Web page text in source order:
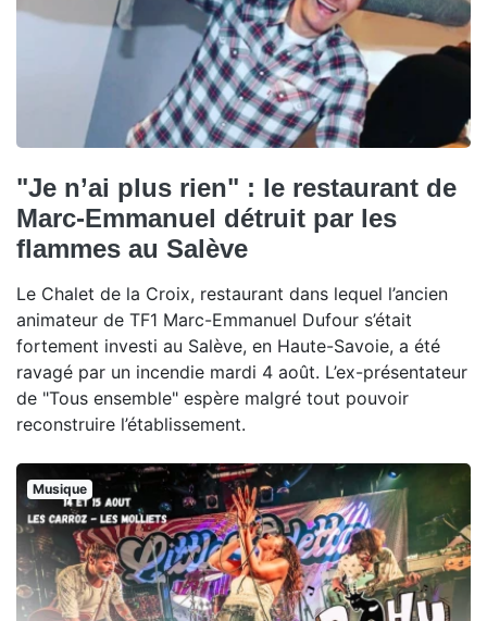
"Je n’ai plus rien" : le restaurant de
Marc-Emmanuel détruit par les
flammes au Salève
Le Chalet de la Croix, restaurant dans lequel l’ancien
animateur de TF1 Marc-Emmanuel Dufour s’était
fortement investi au Salève, en Haute-Savoie, a été
ravagé par un incendie mardi 4 août. L’ex-présentateur
de "Tous ensemble" espère malgré tout pouvoir
reconstruire l’établissement.
Musique